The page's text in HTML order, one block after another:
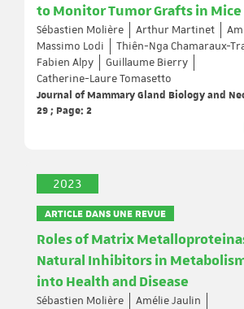
to Monitor Tumor Grafts in Mice
Sébastien Molière Arthur Martinet
Massimo Lodi
Thiên-Nga Chamaraux-
Fabien Alpy
Guillaume Bierry
Catherine-Laure Tomasetto
Journal of Mammary Gland Biology and
29 ; Page: 2
2023
ARTICLE DANS UNE REVUE
Roles of Matrix
Natural Inhibitors in
into Health and Disease
Sébastien Molière
Amélie Jaulin